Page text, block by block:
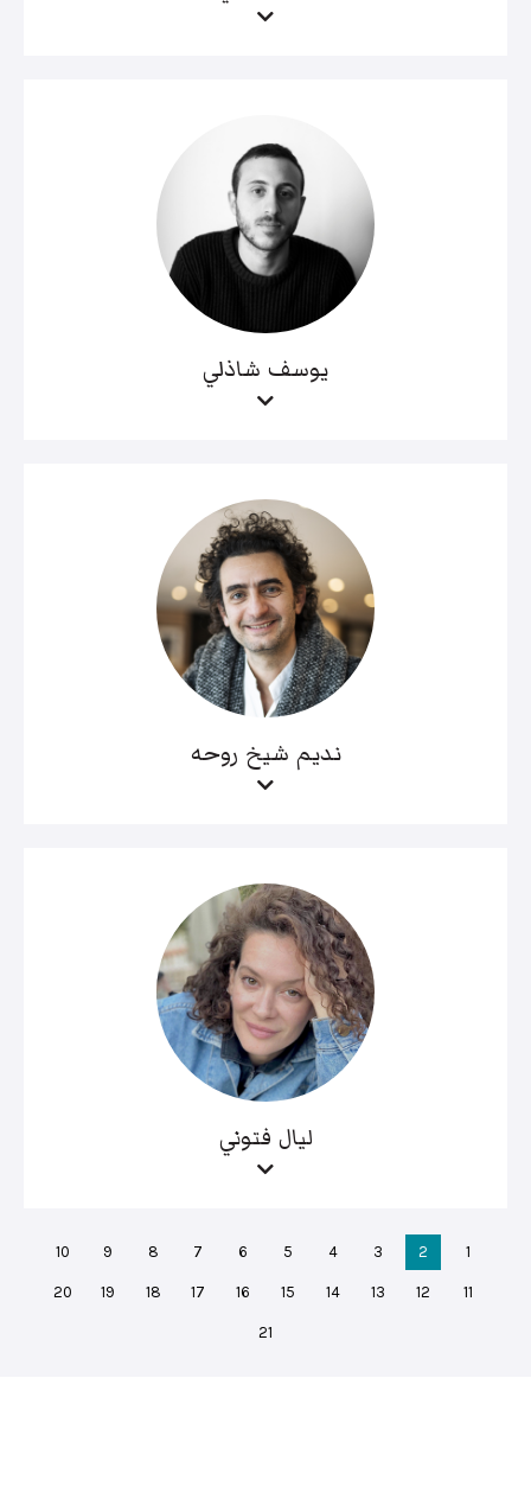
يوسف شاذلي
نديم شيخ روحه
ليال فتوني
1
2
3
4
5
6
7
8
9
10
11
12
13
14
15
16
17
18
19
20
21